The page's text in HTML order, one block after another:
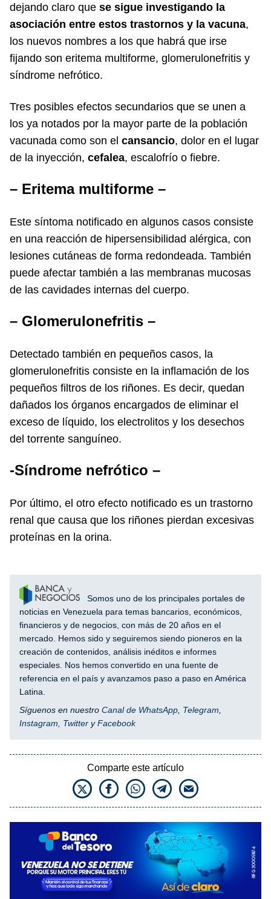
dejando claro que se sigue investigando la
asociación entre estos trastornos y la vacuna,
los nuevos nombres a los que habrá que irse
fijando son eritema multiforme, glomerulonefritis y
síndrome nefrótico.
Tres posibles efectos secundarios que se unen a
los ya notados por la mayor parte de la población
vacunada como son el cansancio, dolor en el lugar
de la inyección, cefalea, escalofrío o fiebre.
– Eritema multiforme –
Este síntoma notificado en algunos casos consiste
en una reacción de hipersensibilidad alérgica, con
lesiones cutáneas de forma redondeada. También
puede afectar también a las membranas mucosas
de las cavidades internas del cuerpo.
– Glomerulonefritis –
Detectado también en pequeños casos, la
glomerulonefritis consiste en la inflamación de los
pequeños filtros de los riñones. Es decir, quedan
dañados los órganos encargados de eliminar el
exceso de líquido, los electrolitos y los desechos
del torrente sanguíneo.
-Síndrome nefrótico –
Por último, el otro efecto notificado es un trastorno
renal que causa que los riñones pierdan excesivas
proteínas en la orina.
Somos uno de los principales portales de
noticias en Venezuela para temas bancarios, económicos,
financieros y de negocios, con más de 20 años en el
mercado. Hemos sido y seguiremos siendo pioneros en la
creación de contenidos, análisis inéditos e informes
especiales. Nos hemos convertido en una fuente de
referencia en el país y avanzamos paso a paso en América
Latina.
Síguenos en nuestro Canal de WhatsApp Telegram
Instagram
Twitter yFacebook
Comparte este artículo